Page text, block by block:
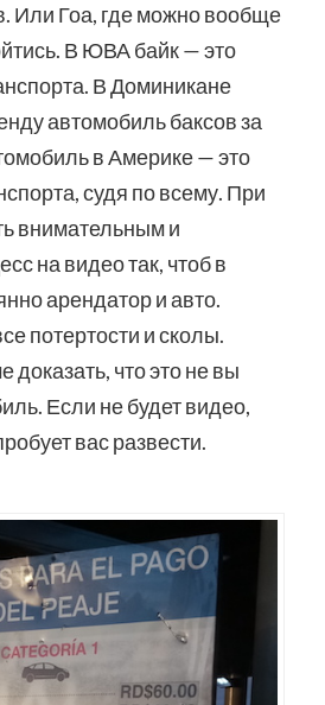
Или Гоа, где можно вообще
В ЮВА байк — это
В Доминикане
автомобиль баксов за
в Америке — это
судя по всему. При
внимательным и
на видео так, чтоб в
арендатор и авто.
потертости и сколы.
доказать, что это не вы
Если не будет видео,
вас развести.